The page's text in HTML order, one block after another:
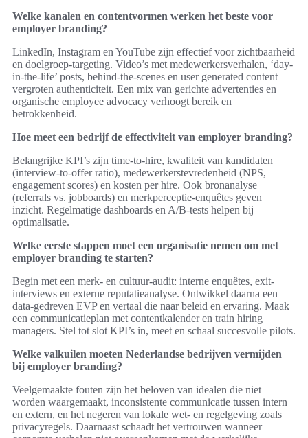
Welke kanalen en contentvormen werken het beste voor
employer branding?
LinkedIn, Instagram en YouTube zijn effectief voor zichtbaarheid
en doelgroep-targeting. Video’s met medewerkersverhalen, ‘day-
in-the-life’ posts, behind-the-scenes en user generated content
vergroten authenticiteit. Een mix van gerichte advertenties en
organische employee advocacy verhoogt bereik en
betrokkenheid.
Hoe meet een bedrijf de effectiviteit van employer branding?
Belangrijke KPI’s zijn time-to-hire, kwaliteit van kandidaten
(interview-to-offer ratio), medewerkerstevredenheid (NPS,
engagement scores) en kosten per hire. Ook bronanalyse
(referrals vs. jobboards) en merkperceptie-enquêtes geven
inzicht. Regelmatige dashboards en A/B-tests helpen bij
optimalisatie.
Welke eerste stappen moet een organisatie nemen om met
employer branding te starten?
Begin met een merk- en cultuur-audit: interne enquêtes, exit-
interviews en externe reputatieanalyse. Ontwikkel daarna een
data-gedreven EVP en vertaal die naar beleid en ervaring. Maak
een communicatieplan met contentkalender en train hiring
managers. Stel tot slot KPI’s in, meet en schaal succesvolle pilots.
Welke valkuilen moeten Nederlandse bedrijven vermijden
bij employer branding?
Veelgemaakte fouten zijn het beloven van idealen die niet
worden waargemaakt, inconsistente communicatie tussen intern
en extern, en het negeren van lokale wet- en regelgeving zoals
privacyregels. Daarnaast schaadt het vertrouwen wanneer